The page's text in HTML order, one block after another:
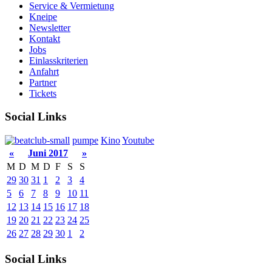
Service & Vermietung
Kneipe
Newsletter
Kontakt
Jobs
Einlasskriterien
Anfahrt
Partner
Tickets
Social Links
pumpe KinoYoutube
«
Juni 2017
»
M D M D F S
S
29 30 31 1 2 3
4
5
6 7 8 9 10 11
12 13 14 15 16 17 18
19 20 21 22 23 24 25
26 27 28 29 30 1 2
Social Links